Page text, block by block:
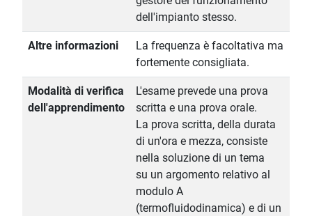
dell'impianto stesso.
Altre informazioni
La frequenza è facoltativa ma
fortemente consigliata.
Modalità di verifica
dell'apprendimento
L'esame prevede una prova
scritta e una prova orale.
La prova scritta, della durata
di un'ora e mezza, consiste
nella soluzione di un tema
su un argomento relativo al
modulo A
(termofluidodinamica) e di un